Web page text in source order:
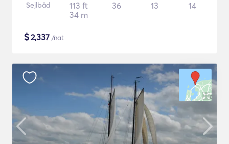
Sejlbåd
113 ft
34 m
36 13 14
$2,337 /nat